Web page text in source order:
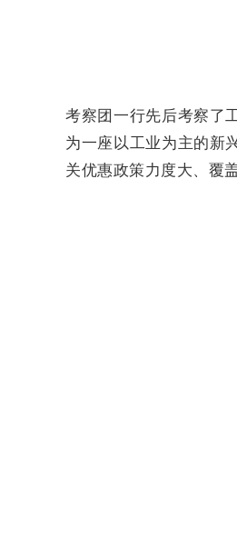
考察团一行先后考察了
为一座以工业为主的新
关优惠政策力度大、覆